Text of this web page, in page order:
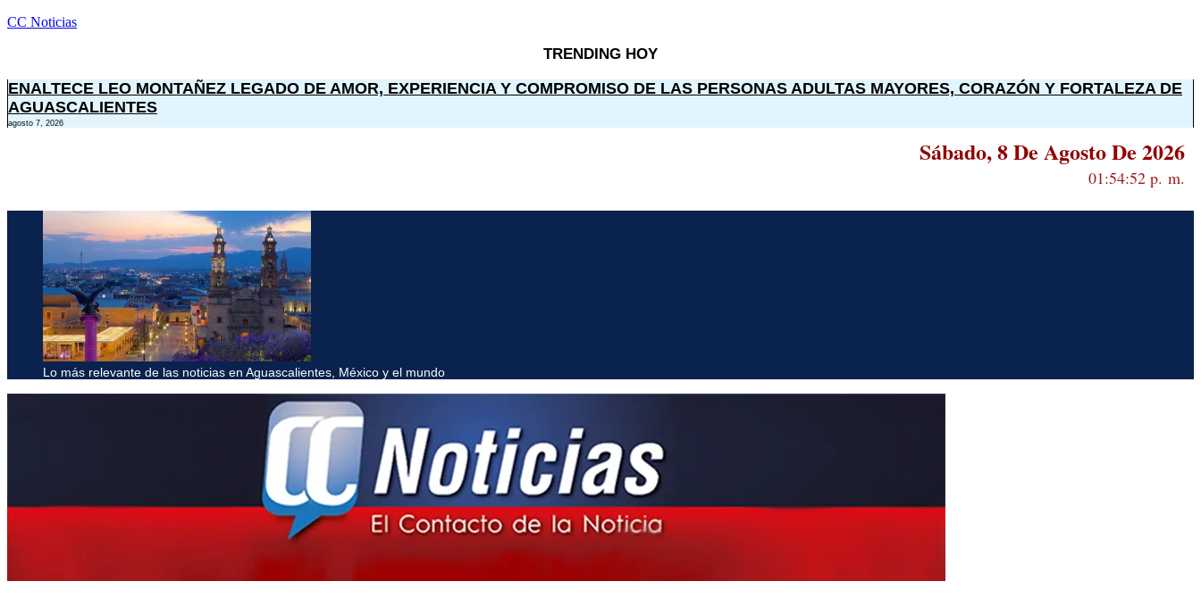
CC Noticias
TRENDING HOY
ENALTECE LEO MONTAÑEZ LEGADO DE AMOR, EXPERIENCIA Y COMPROMISO DE LAS PERSONAS ADULTAS MAYORES, CORAZÓN Y FORTALEZA DE
AGUASCALIENTES
agosto 7, 2026
Sábado, 8 De Agosto De 2026
01:54:53 p. m.
Lo más relevante de las noticias en Aguascalientes, México y el mundo